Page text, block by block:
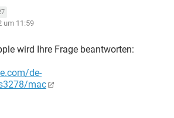
um 11:59
wird Ihre Frage beantworten:
de-
mac